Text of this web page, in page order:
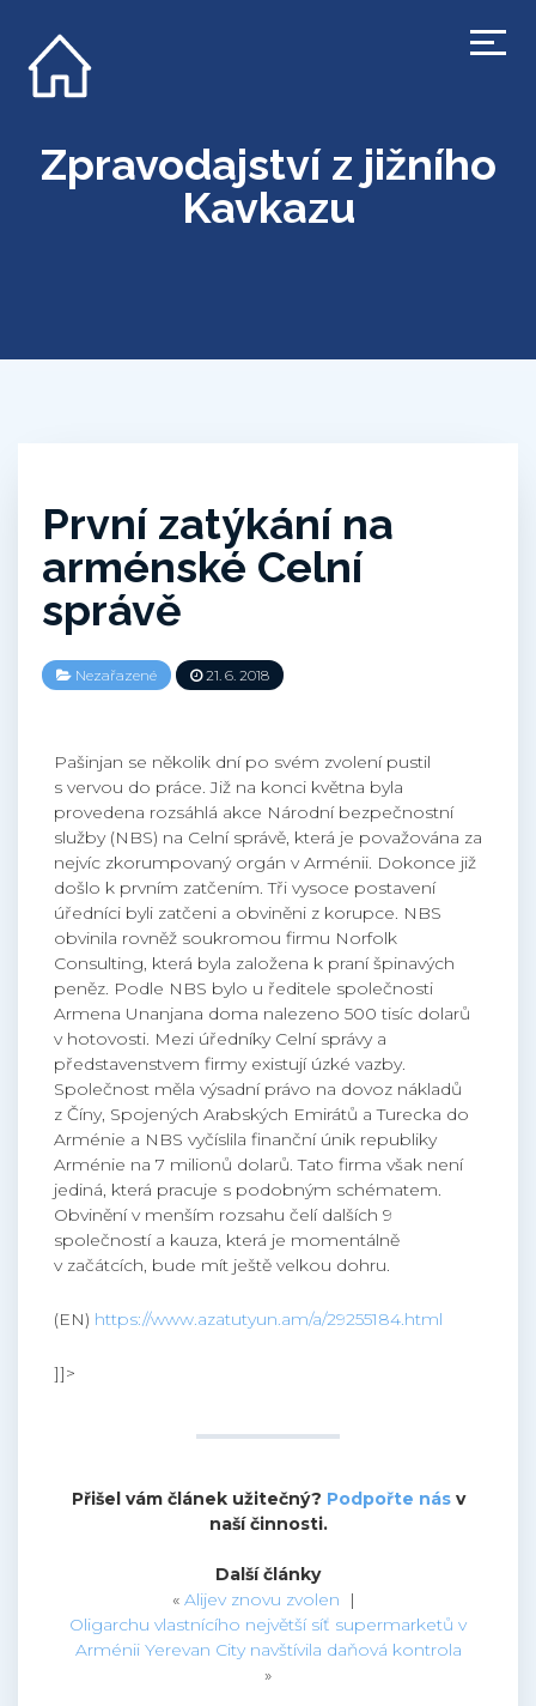
Zpravodajství z jižního
Kavkazu
První zatýkání na
arménské Celní
správě
Nezařazené 21. 6. 2018
Pašinjan se několik dní po svém zvolení pustil
s vervou do práce. Již na konci května byla
provedena rozsáhlá akce Národní bezpečnostní
služby (NBS) na Celní správě, která je považována za
nejvíc zkorumpovaný orgán v Arménii. Dokonce již
došlo k prvním zatčením. Tři vysoce postavení
úředníci byli zatčeni a obviněni z korupce. NBS
obvinila rovněž soukromou firmu Norfolk
Consulting, která byla založena k praní špinavých
peněz. Podle NBS bylo u ředitele společnosti
Armena Unanjana doma nalezeno 500 tisíc dolarů
v hotovosti. Mezi úředníky Celní správy a
představenstvem firmy existují úzké vazby.
Společnost měla výsadní právo na dovoz nákladů
z Číny, Spojených Arabských Emirátů a Turecka do
Arménie a NBS vyčíslila finanční únik republiky
Arménie na 7 milionů dolarů. Tato firma však není
jediná, která pracuje s podobným schématem.
Obvinění v menším rozsahu čelí dalších 9
společností a kauza, která je momentálně
v začátcích, bude mít ještě velkou dohru.
(EN) https://www.azatutyun.am/a/29255184.html
]]>
Přišel vám článek užitečný? Podpořte násv
naší činnosti.
Další články
« Alijev znovu zvolen |
Oligarchu vlastnícího největší síť supermarketů v
Arménii Yerevan City navštívila daňová kontrola
»